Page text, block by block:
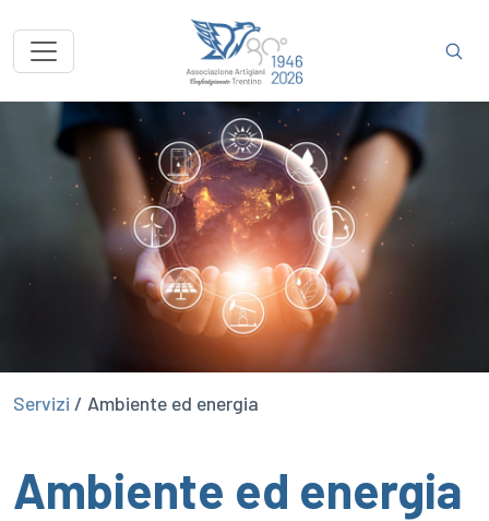
Servizi / Ambiente ed energia
Ambiente ed energia